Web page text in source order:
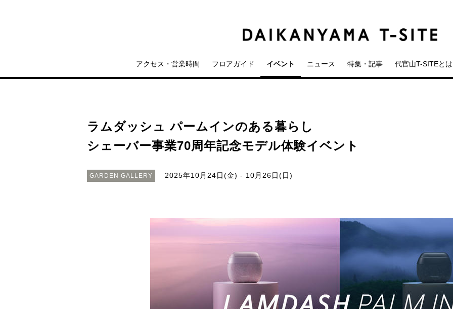
アクセス・営業時間 フロアガイド イベント ニュース 特集・記事 代官山T-SITEとは
ラムダッシュ パームインのある暮らし
シェーバー事業70周年記念モデル体験イベント
GARDEN GALLERY 2025年10月24日(金) - 10月26日(日)